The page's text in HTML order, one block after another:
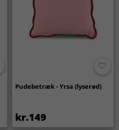
Pudebetræk - Yrsa (lyserød)
kr.149